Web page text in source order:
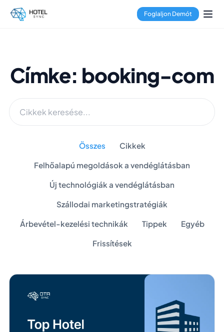
Foglaljon Demót
Címke: booking-com
Összes Cikkek
Felhőalapú megoldások a vendéglátásban
Új technológiák a vendéglátásban
Szállodai marketingstratégiák
Árbevétel-kezelési technikák Tippek Egyéb
Frissítések